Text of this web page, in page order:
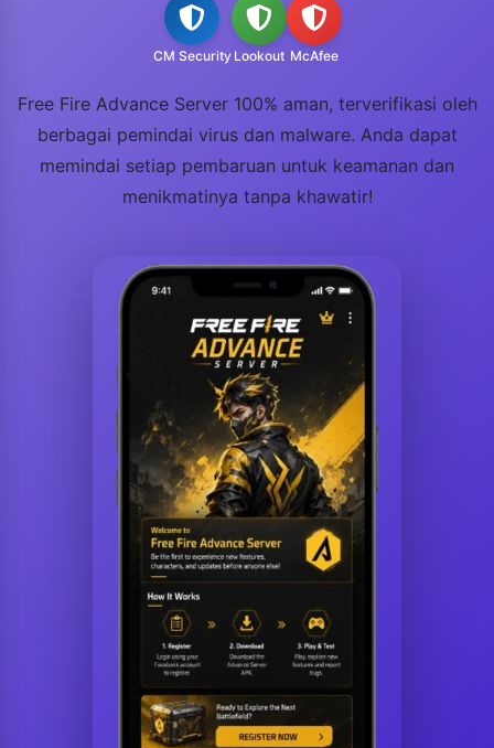
CM Security Lookout McAfee
Free Fire Advance Server 100% aman, terverifikasi oleh
berbagai pemindai virus dan malware. Anda dapat
memindai setiap pembaruan untuk keamanan dan
menikmatinya tanpa khawatir!